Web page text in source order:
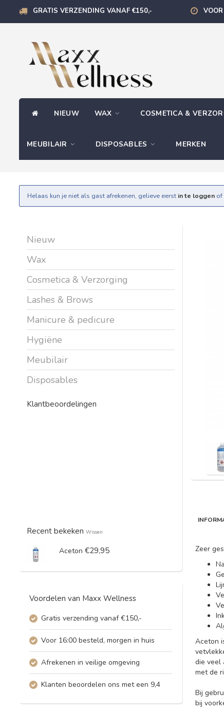
GRATIS VERZENDING VANAF €150,-
NIEUW WAX COSMETICA &
MEUBILAIR DISPOSABLES MERKEN
Helaas kun je niet als gast afrekenen, gelieve eerst in te loggen of
Nieuw
Wax
Cosmetica & Verzorging
Lashes & Brows
Manicure & pedicure
Hygiëne
Meubilair
Disposables
Klantbeoordelingen
Recent bekeken Wissen
Aceton €29,95
Voordelen van Maxx Wellness
Gratis verzending vanaf €150,-
Voor 16:00 besteld, morgen in huis
Afrekenen in veilige omgeving
Klanten beoordelen ons met een 9,4
Zeer
Aceton
die veel
met de
Bij
bij